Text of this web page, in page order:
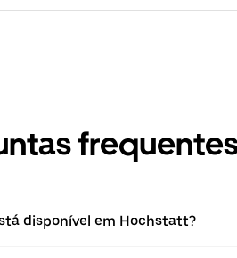
disponível em Hochstatt?